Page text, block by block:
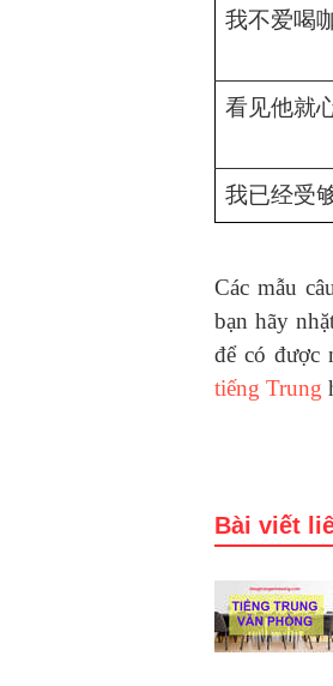
我不爱喝
看见他就
我已经受
Các mẫu
bạn hãy
để có được
tiếng Trung
Bài viết